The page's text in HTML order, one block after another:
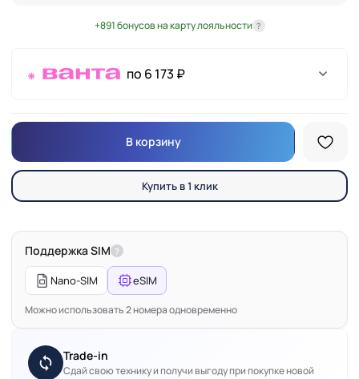
+891 бонусов на карту лояльности ?
по 6 173 ₽
В корзину
Купить в 1 клик
Поддержка SIM ?
Nano-SIM eSIM
Можно использовать 2 номера одновременно
Trade-in
Сдай свою технику и получи выгоду при покупке новой